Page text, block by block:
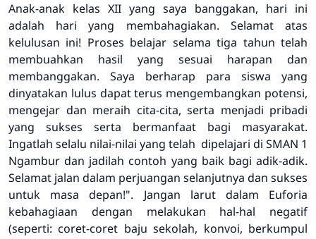
Anak-anak kelas XII yang saya banggakan, hari ini
adalah hari yang membahagiakan. Selamat atas
kelulusan ini! Proses belajar selama tiga tahun telah
membuahkan hasil yang sesuai harapan dan
membanggakan. Saya berharap para siswa yang
dinyatakan lulus dapat terus mengembangkan potensi,
mengejar dan meraih cita-cita, serta menjadi pribadi
yang sukses serta bermanfaat bagi masyarakat.
Ingatlah selalu nilai-nilai yang telah dipelajari di SMAN 1
Ngambur dan jadilah contoh yang baik bagi adik-adik.
Selamat jalan dalam perjuangan selanjutnya dan sukses
untuk masa depan!". Jangan larut dalam Euforia
kebahagiaan dengan melakukan hal-hal negatif
(seperti: coret-coret baju sekolah, konvoi, berkumpul